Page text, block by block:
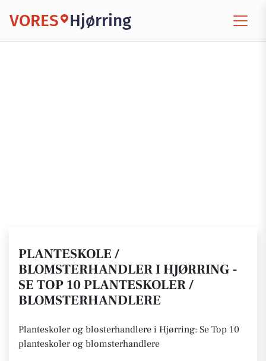
VORES Hjørring
PLANTESKOLE /
BLOMSTERHANDLER I HJØRRING -
SE TOP 10 PLANTESKOLER /
BLOMSTERHANDLERE
Planteskoler og blosterhandlere i Hjørring: Se Top 10
planteskoler og blomsterhandlere